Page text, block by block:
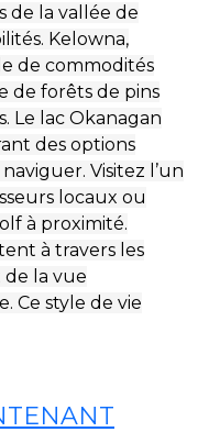
de la vallée de
Kelowna,
de commodités
de forêts de pins
Le lac Okanagan
des options
Visitez l’un
locaux ou
à proximité.
à travers les
la vue
Ce style de vie